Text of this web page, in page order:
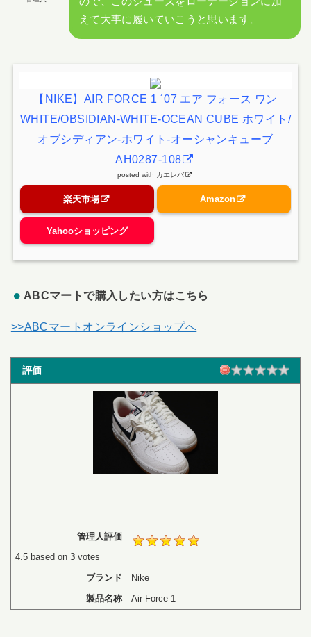
えて大事に履いていこうと思います。
【NIKE】AIR FORCE 1 ´07 エア フォース ワン
WHITE/OBSIDIAN-WHITE-OCEAN CUBE ホワイト/
オブシディアン-ホワイト-オーシャンキューブ
AH0287-108
posted with カエレバ
楽天市場 Amazon
Yahooショッピング
ABCマートで購入したい方はこちら
>>ABCマートオンラインショップへ
評価
管理人評価
4.5 based on3 votes
ブランド
Nike
製品名称
Air Force 1